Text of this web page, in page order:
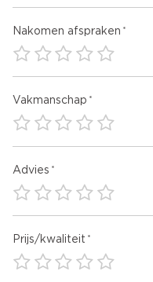
Nakomen afspraken
Vakmanschap
Advies
Prijs/kwaliteit